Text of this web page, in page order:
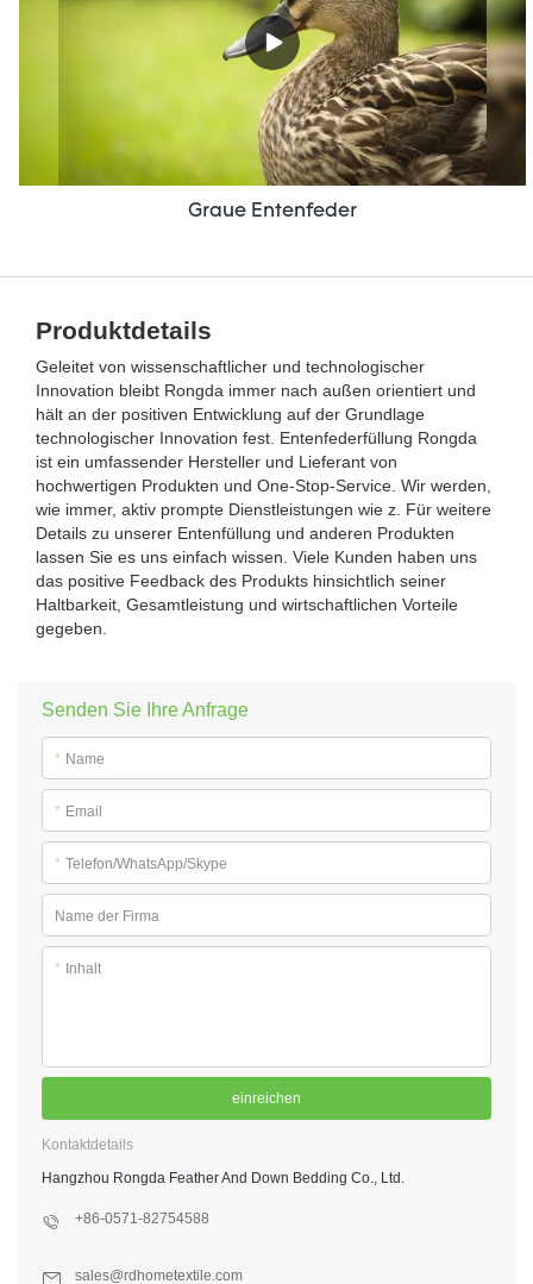
Graue Entenfeder
Produktdetails
Geleitet von wissenschaftlicher und technologischer
Innovation bleibt Rongda immer nach außen orientiert und
hält an der positiven Entwicklung auf der Grundlage
technologischer Innovation fest. Entenfederfüllung Rongda
ist ein umfassender Hersteller und Lieferant von
hochwertigen Produkten und One-Stop-Service. Wir werden,
wie immer, aktiv prompte Dienstleistungen wie z. Für weitere
Details zu unserer Entenfüllung und anderen Produkten
lassen Sie es uns einfach wissen. Viele Kunden haben uns
das positive Feedback des Produkts hinsichtlich seiner
Haltbarkeit, Gesamtleistung und wirtschaftlichen Vorteile
gegeben.
Senden Sie Ihre Anfrage
* Name
* Email
* Telefon/WhatsApp/Skype
Name der Firma
* Inhalt
einreichen
Kontaktdetails
Hangzhou Rongda Feather And Down Bedding Co., Ltd.
+86-0571-82754588
sales@rdhometextile.com